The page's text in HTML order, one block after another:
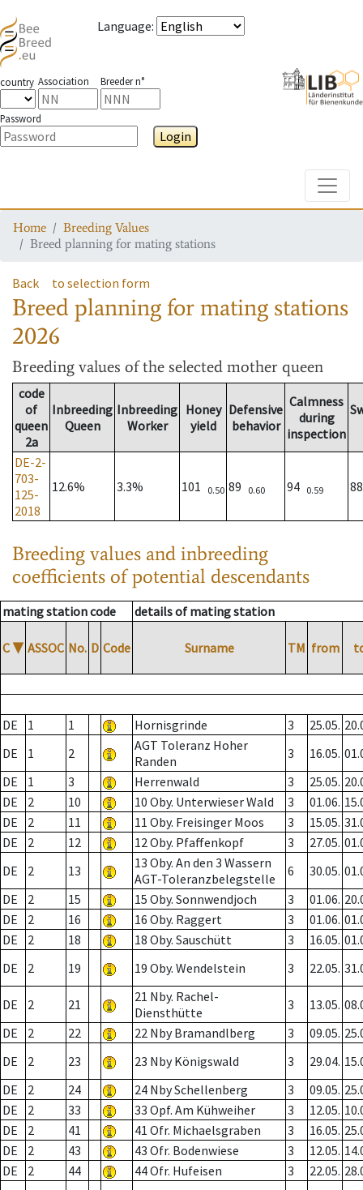
Language:
country Association Breeder n°
Password
Login
Home
Breeding Values
Breed planning for mating stations
Back to selection form
Breed planning for mating stations
2026
Breeding values of the selected mother queen
code
of
queen
2a
Inbreeding
Queen
Inbreeding
Worker
Honey
yield
Defensive
behavior
Calmness
during
inspection
DE-2-
703-
125-
2018
12.6% 3.3% 101 0.50 89 0.60 94 0.59
Breeding values and inbreeding
coefficients of potential descendants
mating station code details of mating station
C ▼ ASSOC No. D Code Surname TM from
DE 1 1 Hornisgrinde 3 25.05.
DE
1 2
AGT Toleranz Hoher
Randen
3 16.05.
DE
1 3 Herrenwald 3 25.05.
DE
2 10 10 Oby. Unterwieser Wald 3 01.06.
DE
2 11 11 Oby. Freisinger Moos 3 15.05.
DE
2 12 12 Oby. Pfaffenkopf 3 27.05.
DE
2 13
13 Oby. An den 3 Wassern
AGT-Toleranzbelegstelle
6 30.05.
DE
2 15 15 Oby. Sonnwendjoch 3 01.06.
DE
2 16 16 Oby. Raggert 3 01.06.
DE
2 18 18 Oby. Sauschütt 3 16.05.
DE
2 19 19 Oby. Wendelstein 3 22.05.
DE 2 21
21 Nby. Rachel-
Diensthütte
3 13.05.
DE
2 22 22 Nby Bramandlberg 3 09.05.
DE
2 23 23 Nby Königswald 3 29.04.
DE
2 24 24 Nby Schellenberg 3 09.05.
DE
2 33 33 Opf. Am Kühweiher 3 12.05.
DE
2 41 41 Ofr. Michaelsgraben 3 16.05.
DE
2 43 43 Ofr. Bodenwiese 3 12.05.
DE
2 44 44 Ofr. Hufeisen 3 22.05.